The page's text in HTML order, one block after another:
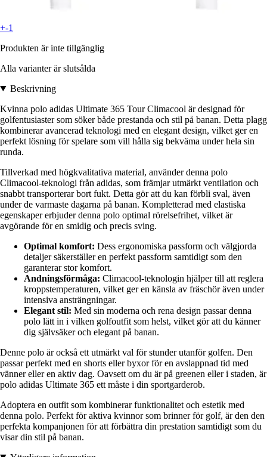
+-1
Produkten är inte tillgänglig
Alla varianter är slutsålda
Beskrivning
Kvinna polo adidas Ultimate 365 Tour Climacool är designad för
golfentusiaster som söker både prestanda och stil på banan. Detta plagg
kombinerar avancerad teknologi med en elegant design, vilket ger en
perfekt lösning för spelare som vill hålla sig bekväma under hela sin
runda.
Tillverkad med högkvalitativa material, använder denna polo
Climacool-teknologi från adidas, som främjar utmärkt ventilation och
snabbt transporterar bort fukt. Detta gör att du kan förbli sval, även
under de varmaste dagarna på banan. Kompletterad med elastiska
egenskaper erbjuder denna polo optimal rörelsefrihet, vilket är
avgörande för en smidig och precis sving.
Optimal komfort: Dess ergonomiska passform och välgjorda
detaljer säkerställer en perfekt passform samtidigt som den
garanterar stor komfort.
Andningsförmåga: Climacool-teknologin hjälper till att reglera
kroppstemperaturen, vilket ger en känsla av fräschör även under
intensiva ansträngningar.
Elegant stil: Med sin moderna och rena design passar denna
polo lätt in i vilken golfoutfit som helst, vilket gör att du känner
dig självsäker och elegant på banan.
Denne polo är också ett utmärkt val för stunder utanför golfen. Den
passar perfekt med en shorts eller byxor för en avslappnad tid med
vänner eller en aktiv dag. Oavsett om du är på greenen eller i staden, är
polo adidas Ultimate 365 ett måste i din sportgarderob.
Adoptera en outfit som kombinerar funktionalitet och estetik med
denna polo. Perfekt för aktiva kvinnor som brinner för golf, är den den
perfekta kompanjonen för att förbättra din prestation samtidigt som du
visar din stil på banan.